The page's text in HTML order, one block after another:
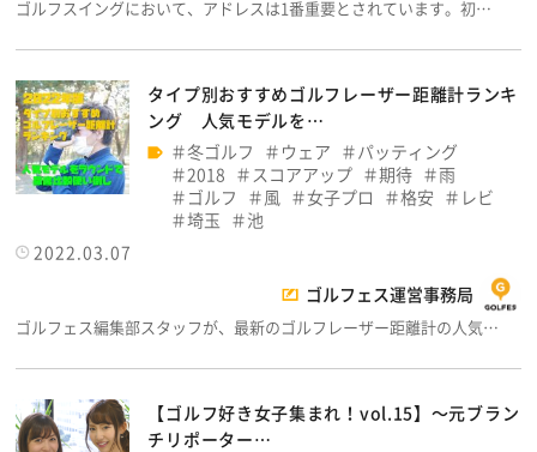
ゴルフスイングにおいて、アドレスは1番重要とされています。初…
タイプ別おすすめゴルフレーザー距離計ランキ
ング 人気モデルを…
冬ゴルフ
ウェア
パッティング
2018
スコアアップ 期待
雨
ゴルフ
風 女子プロ 格安
レビ
埼玉
池
2022.03.07
ゴルフェス運営事務局
ゴルフェス編集部スタッフが、最新のゴルフレーザー距離計の人気…
【ゴルフ好き女子集まれ！vol.15】～元ブラン
チリポーター…